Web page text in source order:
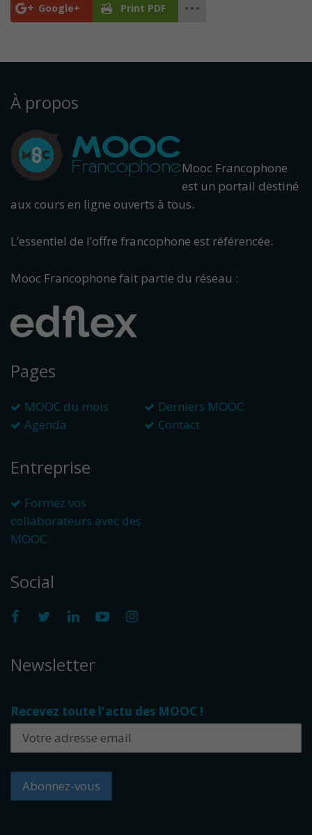
Google+ Print PDF
À propos
Mooc Francophone
est un portail destiné
aux cours en ligne ouverts à tous.
L’essentiel de l’offre francophone est référencée.
Mooc Francophone fait partie du réseau :
Pages
MOOC du mois
Derniers MOOC
Agenda
Contact
Entreprise
Formez vos
collaborateurs avec des
MOOC
Social
Newsletter
Recevez toute l'actu des MOOC !